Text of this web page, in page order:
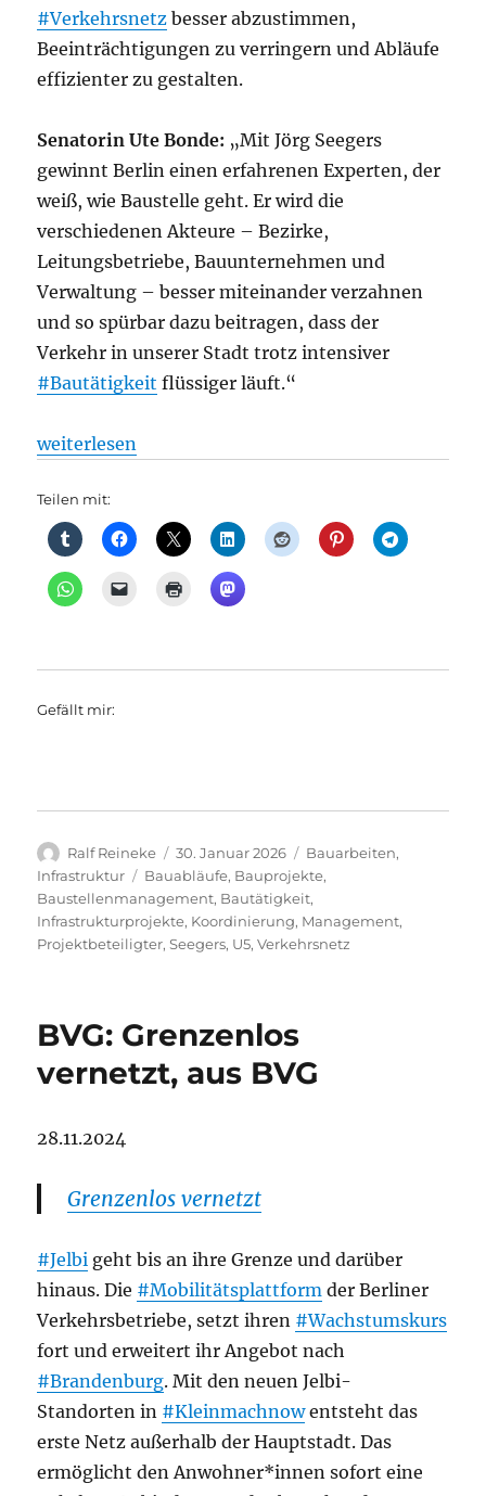
#Verkehrsnetz besser abzustimmen,
Beeinträchtigungen zu verringern und Abläufe
effizienter zu gestalten.
Senatorin Ute Bonde: „Mit Jörg Seegers
gewinnt Berlin einen erfahrenen Experten, der
weiß, wie Baustelle geht. Er wird die
verschiedenen Akteure – Bezirke,
Leitungsbetriebe, Bauunternehmen und
Verwaltung – besser miteinander verzahnen
und so spürbar dazu beitragen, dass der
Verkehr in unserer Stadt trotz intensiver
#Bautätigkeit flüssiger läuft.“
„Baustellen besser koordinieren –
weiterlesen
Teilen mit:
Gefällt mir:
Autor
Ralf Reineke
Veröffentlicht
am
30. Januar 2026 Kategorien
Bauarbeiten,
Infrastruktur
Schlagwörter
Bauabläufe, Bauprojekte,
Baustellenmanagement, Bautätigkeit,
Infrastrukturprojekte, Koordinierung, Management,
Projektbeteiligter,Seegers, U5,Verkehrsnetz
BVG: Grenzenlos
vernetzt, aus BVG
28.11.2024
Grenzenlos vernetzt
#Jelbi geht bis an ihre Grenze und darüber
hinaus. Die #Mobilitätsplattform der Berliner
Verkehrsbetriebe, setzt ihren #Wachstumskurs
fort und erweitert ihr Angebot nach
#Brandenburg. Mit den neuen Jelbi-
Standorten in #Kleinmachnowentsteht das
erste Netz außerhalb der Hauptstadt. Das
ermöglicht den Anwohner*innen sofort eine